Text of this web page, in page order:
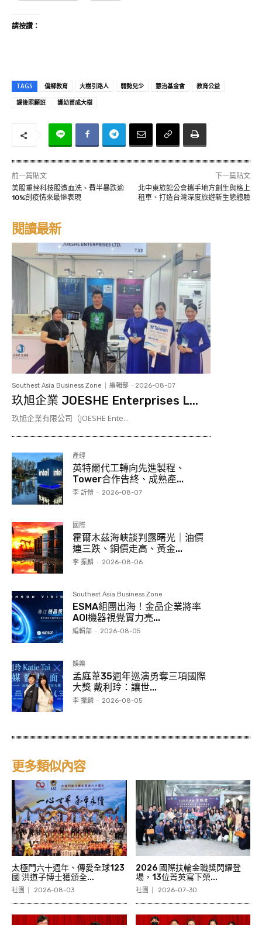
請按讚：
TAGS 偏鄉教育 大樹引路人 弱勢兒少 慧治基金會
教育公益
課後照顧班
護幼苗成大樹
前一篇貼文
美股重挫科技股遭血洗、費半暴跌逾
10%創疫情來最慘表現
下一篇貼文
北中東旅館公會攜手地方創生與格上
租車、打造台灣深度旅遊新生態體驗
閱讀最新
Southest Asia Business Zone 編輯部 - 2026-08-07
玖旭企業 JOESHE Enterprises L...
玖旭企業有限公司（JOESHE Ente...
產經
英特爾代工轉向先進製程、
Tower合作告終、成熟產...
李 訢愷 - 2026-08-07
國際
霍爾木茲海峽談判露曙光｜油價
連三跌、銅價走高、黃金...
李 振麟 - 2026-08-06
Southest Asia Business Zone
ESMA組團出海！金品企業將率
AOI機器視覺實力亮...
編輯部 - 2026-08-05
娛樂
孟庭葦35週年巡演勇奪三項國際
大獎 戴利玲：讓世...
李 振麟 - 2026-08-05
更多類似內容
太極門六十週年、傳愛全球123
國 洪道子博士獲頒全...
社團 2026-08-03
2026 國際扶輪金職獎閃耀登
場，13位菁英寫下榮...
社團 2026-07-30